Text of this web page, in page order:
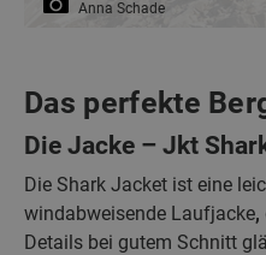
Anna Schade
Das perfekte
Die Jacke – Jkt
Die Shark Jacket ist eine
windabweisende Laufjacke,
Details bei gutem Schnitt